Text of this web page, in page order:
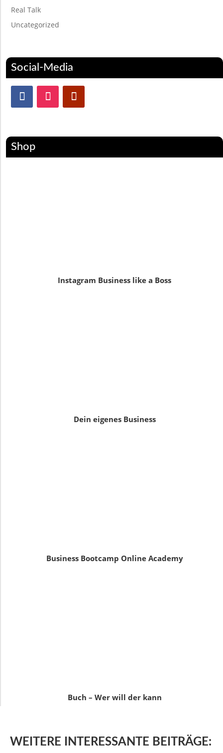
Real Talk
Uncategorized
Social-Media
Shop
Instagram Business like a Boss
Dein eigenes Business
Business Bootcamp Online Academy
Buch – Wer will der kann
WEITERE INTERESSANTE BEITRÄGE: